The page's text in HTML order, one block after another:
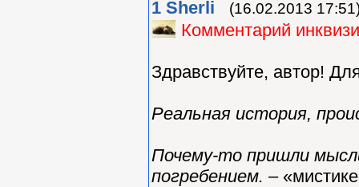
1 Sherli (16.02.2013
Комментарий
Здравствуйте, автор!
Реальная история,
Почему-то пришли
погребением. –